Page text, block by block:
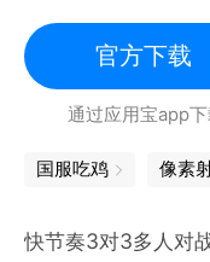
播、观赛互动、现
【营地AI】覆盖智
随问随答陪你冲
还有更多精彩宝藏
官方下载
通过应用宝app
国服吃鸡 像素
快节奏3对3多人对